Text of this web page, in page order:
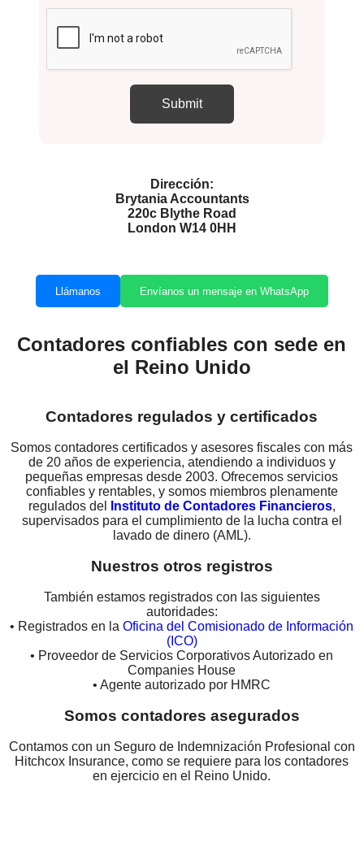
Dirección:
Brytania Accountants
220c Blythe Road
London W14 0HH
Llámanos Envíanos un mensaje en WhatsApp
Contadores confiables con sede en
el Reino Unido
Contadores regulados y certificados
Somos contadores certificados y asesores fiscales con más
de 20 años de experiencia, atendiendo a individuos y
pequeñas empresas desde 2003. Ofrecemos servicios
confiables y rentables, y somos miembros plenamente
regulados del
Instituto de Contadores Financieros,
supervisados para el cumplimiento de la lucha contra el
lavado de dinero (AML).
Nuestros otros registros
También estamos registrados con las siguientes
autoridades:
• Registrados en laOficina del Comisionado de Información
(ICO)
• Proveedor de Servicios Corporativos Autorizado en
Companies House
• Agente autorizado por HMRC
Somos contadores asegurados
Contamos con un Seguro de Indemnización Profesional con
Hitchcox Insurance, como se requiere para los contadores
en ejercicio en el Reino Unido.